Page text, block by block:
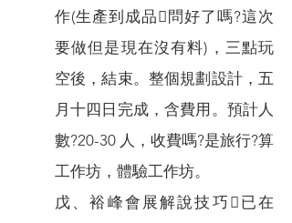
作(生產到成品問好了嗎?這次
要做但是現在沒有料)，三點玩
空後，結束。整個規劃設計，五
月十四日完成，含費用。預計人
數?20-30 人，收費嗎?是旅行?算
工作坊，體驗工作坊。
戊、裕峰會展解說技巧已在